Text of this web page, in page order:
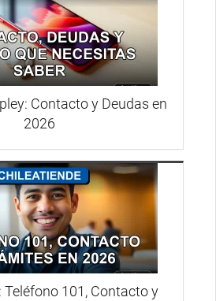
Contacto y Deudas en
2026
Teléfono 101, Contacto y